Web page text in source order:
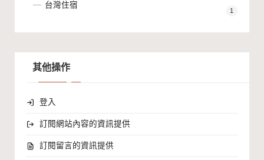
台灣住宿
1
其他操作
登入
訂閱網站內容的資訊提供
訂閱留言的資訊提供